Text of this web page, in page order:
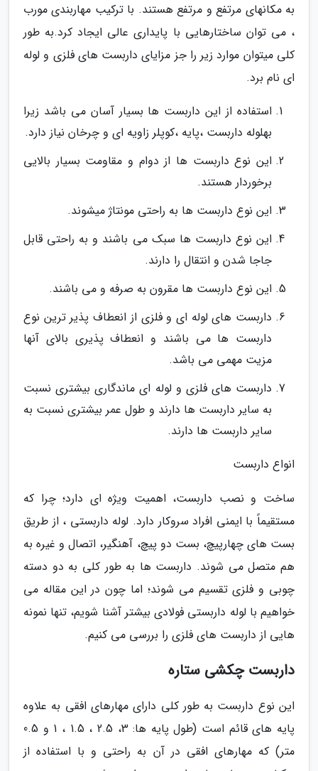
به مکانهای مرتفع و مرتفع هستند. با ترکیب مهاربندی مورب
، می توان ساختارهایی با پایداری عالی ایجاد کرد.به طور
کلی میتوان موارد زیر را جز مزایای داربست های فلزی و لوله
ای نام برد.
استفاده از این داربست ها بسیار آسان می باشد زیرا
بهلوله داربست ،پایه ،کوپلر زاویه ای و چرخان نیاز دارد.
این نوع داربست ها از دوام و مقاومت بسیار بالایی
برخوردار هستند.
این نوع داربست ها به راحتی مونتاژ میشوند.
این نوع داربست ها سبک می باشند و به راحتی قابل
جاجا شدن و انتقال را دارند.
این نوع داربست ها مقرون به صرفه و می باشند.
داربست های لوله ای و فلزی از انعطاف پذیر ترین نوع
داربست ها می باشند و انعطاف پذیری بالای آنها
مزیت مهمی می باشد.
داربست های فلزی و لوله ای ماندگاری بیشتری نسبت
به سایر داربست ها دارند و طول عمر بیشتری نسبت به
سایر داربست ها دارند.
انواع داربست
ساخت و نصب داربست، اهمیت ویژه ای دارد؛ چرا که
مستقیماً با ایمنی افراد سروکار دارد. لوله داربستی ، از طریق
بست های چهارپیچ، بست دو پیچ، آهنگیر، اتصال و غیره به
هم متصل می شوند. داربست ها به طور کلی به دو دسته
چوبی و فلزی تقسیم می شوند؛ اما چون در این مقاله می
خواهیم با لوله داربستی فولادی بیشتر آشنا شویم، تنها نمونه
هایی از داربست های فلزی را بررسی می کنیم.
داربست چکشی ستاره
این نوع داربست به طور کلی دارای مهارهای افقی به علاوه
پایه های قائم است (طول پایه ها: 3، 2.5 ، 1.5 ، 1 و 0.5
متر) که مهارهای افقی در آن به راحتی و با استفاده از